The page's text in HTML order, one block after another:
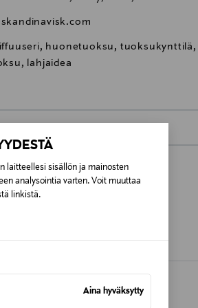
laitteellesi sisällön ja mainosten
analysointia varten. Voit muuttaa
linkistä.
Aina hyväksytty
huonetuoksu, tuoksukynttilä,
lahjaidea
€
€, kun toimitus on saatavilla valittuun
30 vuorokauden kuluessa tuotteen